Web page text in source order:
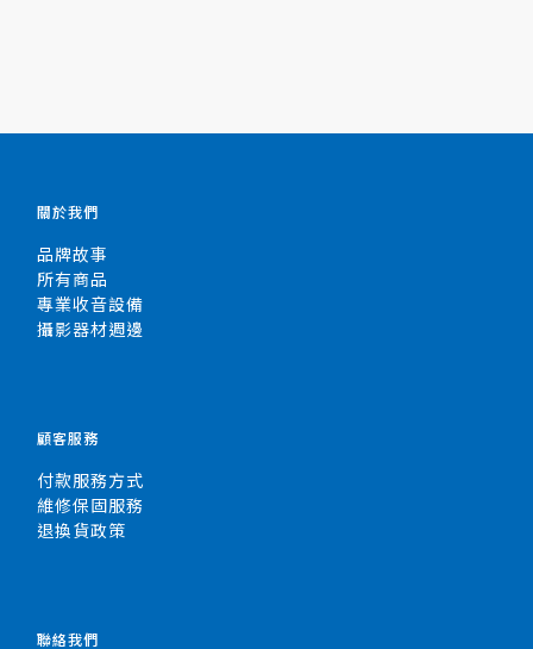
關於我們
品牌故事
所有商品
專業收音設備
攝影器材週邊
顧客服務
付款服務方式
維修保固服務
退換貨政策
聯絡我們